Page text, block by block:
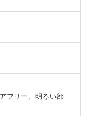
フリー、明るい部